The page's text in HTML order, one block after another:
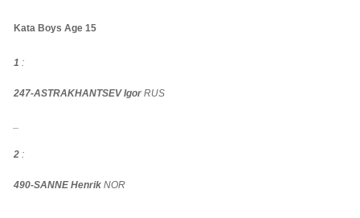
Kata Boys Age 15
1 :
247-ASTRAKHANTSEV Igor RUS
2 :
490-SANNE Henrik NOR